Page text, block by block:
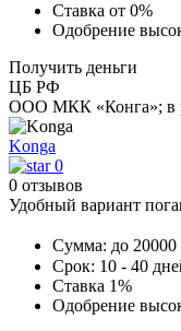
Ставка от 0%
Одобрение
Получить деньги
ЦБ РФ
ООО МКК «Конга»; в
Konga
0
0 отзывов
Удобный вариант
Сумма: до 20000
Срок: 10 - 40
Ставка 1%
Одобрение